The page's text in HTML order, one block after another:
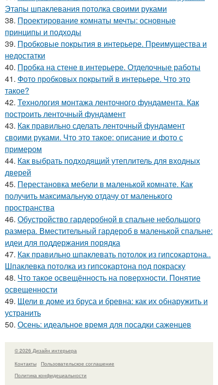
Этапы шпаклевания потолка своими руками
38. Проектирование комнаты мечты: основные
принципы и подходы
39. Пробковые покрытия в интерьере. Преимущества и
недостатки
40. Пробка на стене в интерьере. Отделочные работы
41. Фото пробковых покрытий в интерьере. Что это
такое?
42. Технология монтажа ленточного фундамента. Как
построить ленточный фундамент
43. Как правильно сделать ленточный фундамент
своими руками. Что это такое: описание и фото с
примером
44. Как выбрать подходящий утеплитель для входных
дверей
45. Перестановка мебели в маленькой комнате. Как
получить максимальную отдачу от маленького
пространства
46. Обустройство гардеробной в спальне небольшого
размера. Вместительный гардероб в маленькой спальне:
идеи для поддержания порядка
47. Как правильно шпаклевать потолок из гипсокартона..
Шпаклевка потолка из гипсокартона под покраску
48. Что такое освещённость на поверхности. Понятие
освещенности
49. Щели в доме из бруса и бревна: как их обнаружить и
устранить
50. Осень: идеальное время для посадки саженцев
© 2026 Дизайн интерьера
Контакты
Пользовательское соглашение
Политика конфидециальности